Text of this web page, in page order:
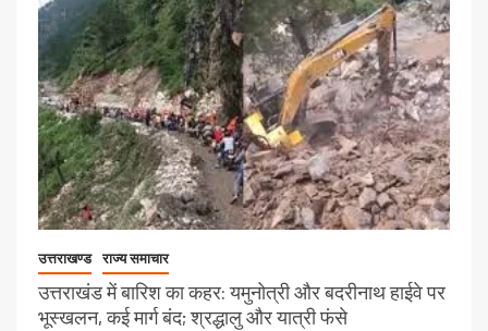
उत्तराखण्ड राज्य समाचार
उत्तराखंड में बारिश का कहर: यमुनोत्री और बदरीनाथ हाईवे पर
भूस्खलन, कई मार्ग बंद; श्रद्धालु और यात्री फंसे